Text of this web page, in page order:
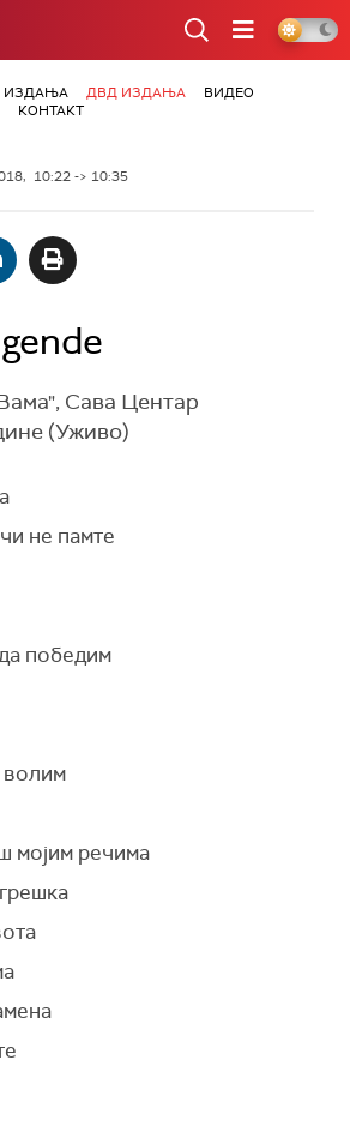
ИЗДАЊА ДВД ИЗДАЊА
ВИДЕО
КОНТАКТ
10:22 -> 10:35
Сава Центар
(Уживо)
не памте
победим
мојим речима